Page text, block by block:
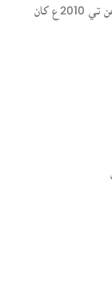
سنڌسلامت ڪتاب گهر ھڪ آن لائين لائبريري آھي، جنھن تي 2010ع کان